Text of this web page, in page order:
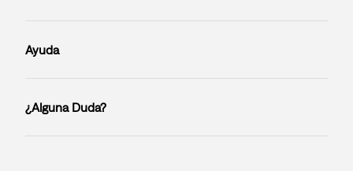
Ayuda
¿Alguna Duda?